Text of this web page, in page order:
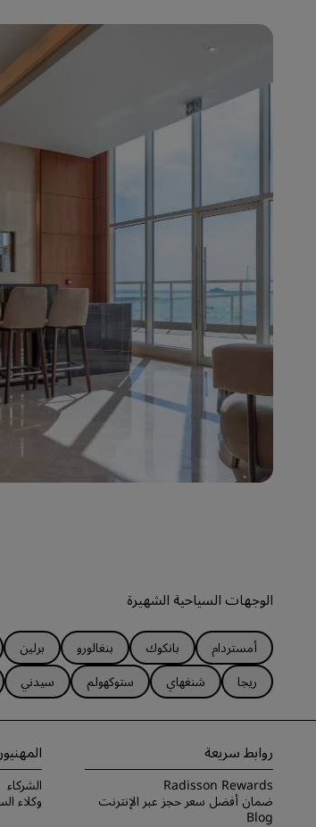
الوجهات السياحية الشهيرة
أمستردام بانكوك بنغالورو برلين
ريجا
شنغهاي ستوكهولم سيدني
روابط سريعة
Radisson Rewards
ضمان أفضل سعر حجز عبر الإنترنت
Blog
الشركاء
وكلاء